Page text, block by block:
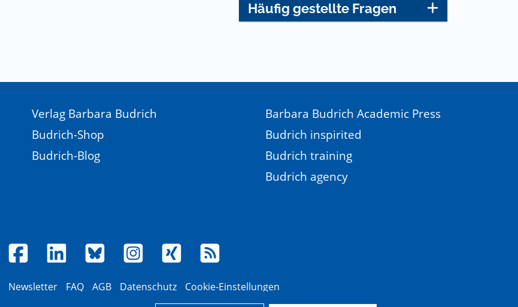
Häufig gestellte Fragen
Verlag Barbara Budrich
Budrich-Shop
Budrich-Blog
Barbara Budrich Academic Press
Budrich inspirited
Budrich training
Budrich agency
Newsletter FAQ AGB Datenschutz Cookie-Einstellungen